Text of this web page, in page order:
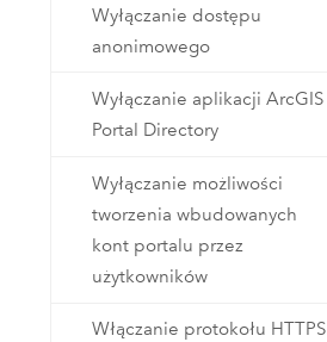
Wyłączanie dostępu
anonimowego
Wyłączanie aplikacji ArcGIS
Portal Directory
Wyłączanie możliwości
tworzenia wbudowanych
kont portalu przez
użytkowników
Włączanie protokołu HTTPS